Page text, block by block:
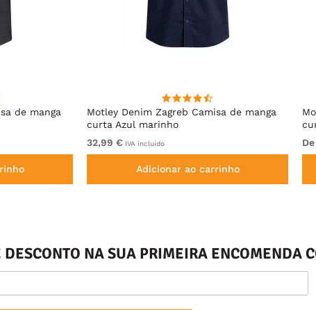
de manga
Motley Denim Zagreb Camisa de manga
curta Azul marinho
32,99 € IVA incluído
Adicionar ao carrinho
NA SUA PRIMEIRA ENCOMENDA